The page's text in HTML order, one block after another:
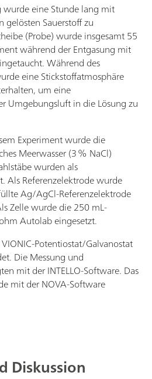
wurde eine Stunde lang mit
gelösten Sauerstoff zu
(Probe) wurde insgesamt 55
während der Entgasung mit
Während des
eine Stickstoffatmosphäre
um eine
Umgebungsluft in die Lösung zu
Experiment wurde die
Meerwasser (3 % NaCl)
wurden als
Als Referenzelektrode wurde
Ag/AgCl-Referenzelektrode
Zelle wurde die 250 mL-
Autolab eingesetzt.
Potentiostat/Galvanostat
Die Messung und
mit der INTELLO-Software. Das
mit der NOVA-Software
Diskussion